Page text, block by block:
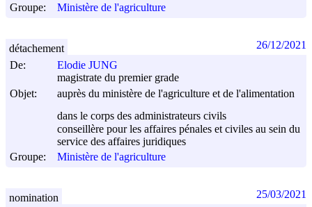
Groupe:
Ministère de l'agriculture
De:
Elodie JUNG
magistrate du premier grade
Objet:
auprès du ministère de l'agriculture et de l'alimentation
dans le corps des administrateurs civils
conseillère pour les affaires pénales et civiles au sein du
service des affaires juridiques
Groupe:
Ministère de l'agriculture
détachement 26/12/2021
nomination 25/03/2021